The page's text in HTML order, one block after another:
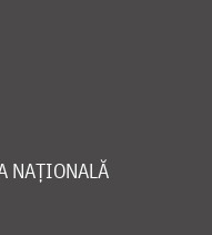
NAȚIONALĂ